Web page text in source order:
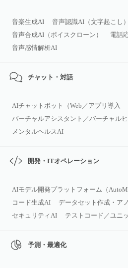
音楽生成AI 音声認識AI（文字起こし）
音声合成AI（ボイスクローン）
電話
音声感情解析AI
チャット・対話
AIチャットボット（Web／アプリ導入
バーチャルアシスタント／バーチャル
メンタルヘルスAI
開発・ITオペレーション
AIモデル開発プラットフォーム（
コード生成AI
データセット作成・ア
セキュリティAI
テストコード／ユニ
予測・最適化